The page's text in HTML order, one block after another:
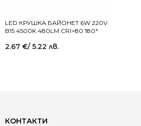
LED КРУШКА БАЙОНЕТ 6W 220V
B15 4500K 480LM CRI>80 180°
2.67 €/ 5.22 лв.
КОНТАКТИ